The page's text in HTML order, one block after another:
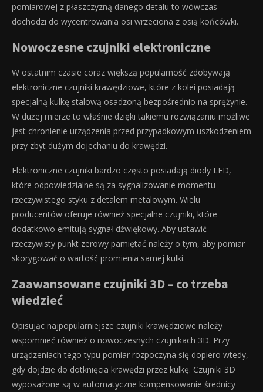
pomiarowej z płaszczyzną danego detalu to wówczas
dochodzi do wycentrowania osi wrzeciona z osią końcówki.
Nowoczesne czujniki elektroniczne
W ostatnim czasie coraz większą popularność zdobywają
elektroniczne czujniki krawędziowe, które z kolei posiadają
specjalną kulkę stalową osadzoną bezpośrednio na sprężynie.
W dużej mierze to właśnie dzięki takiemu rozwiązaniu możliwe
jest chronienie urządzenia przed przypadkowym uszkodzeniem
przy zbyt dużym dojechaniu do krawędzi.
Elektroniczne czujniki bardzo często posiadają diody LED,
które odpowiedzialne są za sygnalizowanie momentu
rzeczywistego styku z detalem metalowym. Wielu
producentów oferuje również specjalne czujniki, które
dodatkowo emitują sygnał dźwiękowy. Aby ustawić
rzeczywisty punkt zerowy pamiętać należy o tym, aby pomiar
skorygować o wartość promienia samej kulki.
Zaawansowane czujniki 3D – co trzeba
wiedzieć
Opisując najpopularniejsze czujniki krawędziowe należy
wspomnieć również o nowoczesnych czujnikach 3D. Przy
urządzeniach tego typu pomiar rozpoczyna się dopiero wtedy,
gdy dojdzie do dotknięcia krawędzi przez kulkę. Czujniki 3D
wyposażone są w automatyczne kompensowanie średnicy